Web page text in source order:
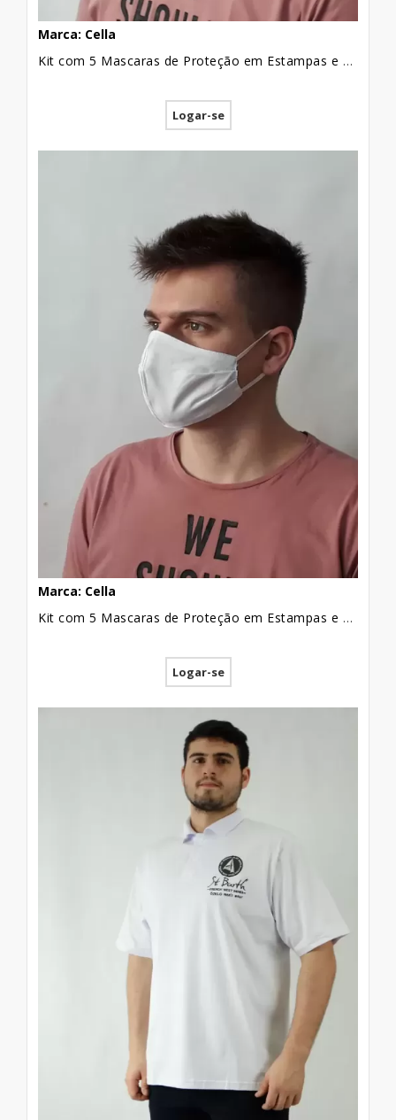
Marca: Cella
Kit com 5 Mascaras de Proteção em Estampas e Cores Sortidas Retangular [2004002]
Logar-se
Marca: Cella
Kit com 5 Mascaras de Proteção em Estampas e Cores Sortidas Anatomica [2004001]
Logar-se